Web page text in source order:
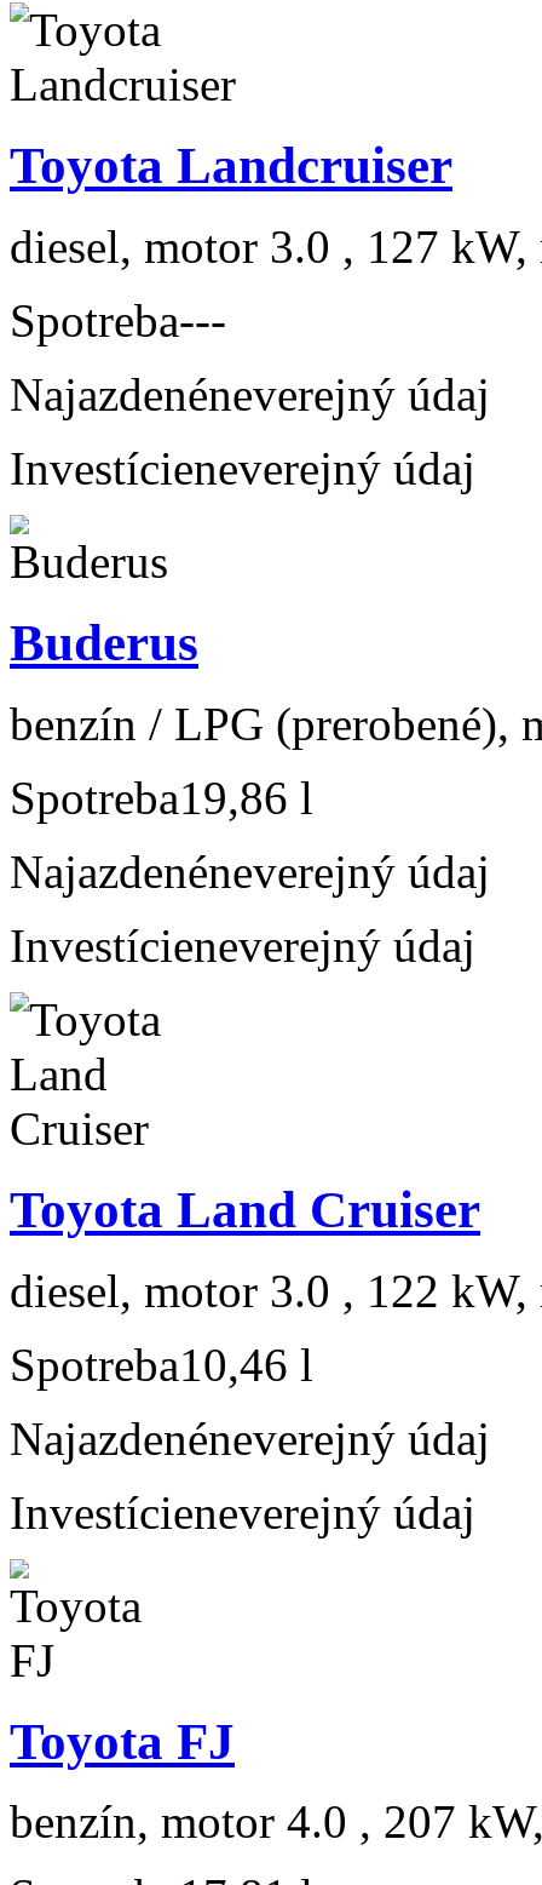
Toyota Landcruiser
diesel, motor 3.0 , 127 kW,
Spotreba---
Najazdenéneverejný údaj
Investícieneverejný údaj
Buderus
benzín / LPG (prerobené),
Spotreba19,86 l
Najazdenéneverejný údaj
Investícieneverejný údaj
Toyota Land Cruiser
diesel, motor 3.0 , 122 kW,
Spotreba10,46 l
Najazdenéneverejný údaj
Investícieneverejný údaj
Toyota FJ
benzín, motor 4.0 , 207